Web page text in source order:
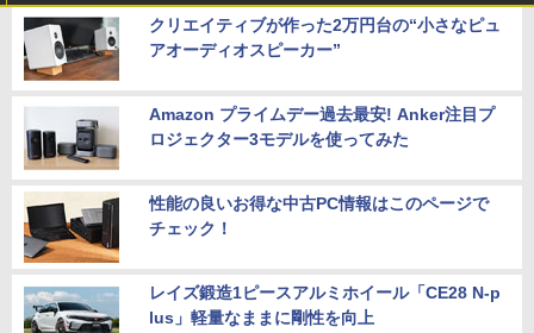
クリエイティブが作った2万円台の“小さなピュ
アオーディオスピーカー”
Amazon プライムデー過去最安! Anker注目プ
ロジェクター3モデルを使ってみた
性能の良いお得な中古PC情報はこのページで
チェック！
レイズ鍛造1ピースアルミホイール「CE28 N-p
lus」軽量なままに剛性を向上